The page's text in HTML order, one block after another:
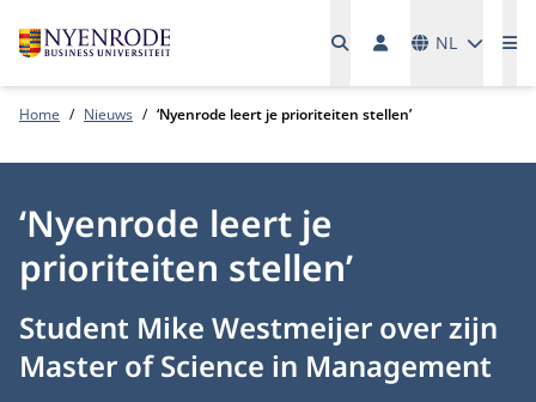
NL
Home Nieuws ‘Nyenrode leert je prioriteiten stellen’
‘Nyenrode leert je
prioriteiten stellen’
Student Mike Westmeijer over zijn
Master of Science in Management